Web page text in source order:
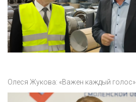
Олеся Жукова: «Важен каждый голос»